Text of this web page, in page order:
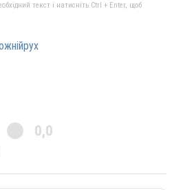
текст і натисніть Ctrl + Enter, щоб
0,0